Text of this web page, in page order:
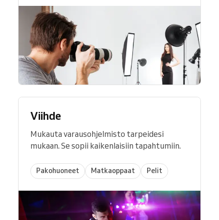
Viihde
Mukauta varausohjelmisto tarpeidesi
mukaan. Se sopii kaikenlaisiin tapahtumiin.
Pakohuoneet Matkaoppaat Pelit